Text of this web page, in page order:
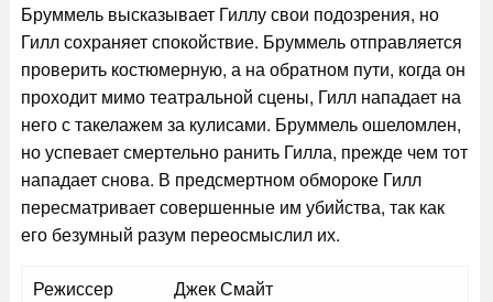
Бруммель высказывает Гиллу свои подозрения, но
Гилл сохраняет спокойствие. Бруммель отправляется
проверить костюмерную, а на обратном пути, когда он
проходит мимо театральной сцены, Гилл нападает на
него с такелажем за кулисами. Бруммель ошеломлен,
но успевает смертельно ранить Гилла, прежде чем тот
нападает снова. В предсмертном обмороке Гилл
пересматривает совершенные им убийства, так как
его безумный разум переосмыслил их.
Режиссер Джек Смайт